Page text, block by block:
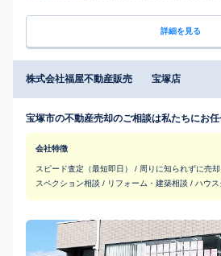
詳細を見る
株式会社福屋不動産販売 宝塚店
宝塚市の不動産売却のご相談は私たちにお
会社特徴
スピード査定（最短即日） / 周りに知られずに売
スペクション相談 / リフォーム・建築相談 / ハウ